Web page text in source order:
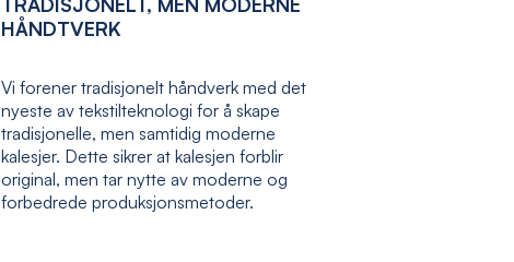
HÅNDTVERK
Vi forener tradisjonelt håndverk med det
nyeste av tekstilteknologi for å skape
tradisjonelle, men samtidig moderne
kalesjer. Dette sikrer at kalesjen forblir
original, men tar nytte av moderne og
forbedrede produksjonsmetoder.